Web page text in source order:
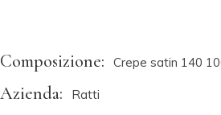
Composizione: Crepe satin 140
Azienda: Ratti